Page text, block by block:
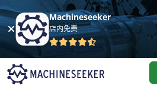
Machineseeker
店内免费